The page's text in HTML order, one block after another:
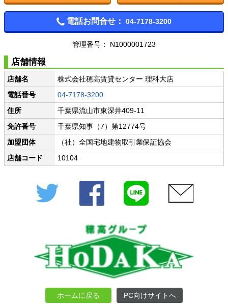
電話お問合せ： 04-7178-3200
管理番号： N1000001723
店舗情報
店舗名
株式会社穂高賃貸センター 理科大店
電話番号
04-7178-3200
住所
千葉県流山市東深井409-11
免許番号
千葉県知事（7）第12774号
加盟団体
（社）全国宅地建物取引業保証協会
店舗コード
10104
Twitter Facebook
ホームに戻る PC向けサイトへ